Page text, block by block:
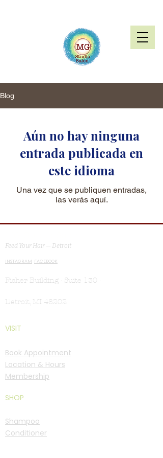
Blog
Aún no hay ninguna
entrada publicada en
este idioma
Una vez que se publiquen entradas,
las verás aquí.
Feed Your Hair — Detroit
INSTAGRAM FACEBOOK
Fisher Building · Suite 130 ·
Detroit, MI 48202
VISIT
Book Appointment
Location & Hours
Membership
SHOP
Shampoo
Conditioner